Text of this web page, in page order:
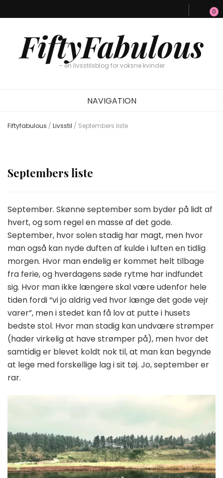
0
FiftyFabulous
– en livsstilsblog for voksne kvinder
NAVIGATION
Fiftyfabulous / Livsstil / Septembers liste
Septembers liste
September. Skønne september som byder på lidt af
hvert, og som regel en masse af det gode.
September, hvor solen stadig har magt, men hvor
man også kan nyde duften af kulde i luften en tidlig
morgen. Hvor man endelig er kommet helt tilbage
fra ferie, og hverdagens søde rytme har indfundet
sig. Hvor man ikke længere skal være udenfor hele
tiden fordi “vi jo aldrig ved hvor længe det gode vejr
varer”, men i stedet kan få lov at putte i husets
bedste stol. Hvor man stadig kan undvære strømper
(hader virkelig at have strømper på), men hvor det
samtidig er blevet koldt nok til, at man kan begynde
at lege med forskellige lag i sit tøj. Jo, september er
rar.